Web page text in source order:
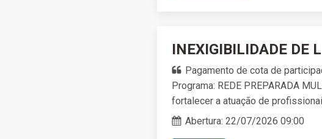
INEXIGIBILIDADE DE
Pagamento de cota de
Programa: REDE PREPARADA
fortalecer a atuação de
Abertura: 22/07/2026 09:00